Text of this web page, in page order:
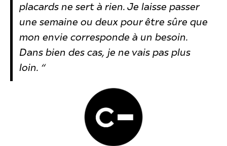
placards ne sert à rien. Je laisse passer
une semaine ou deux pour être sûre que
mon envie corresponde à un besoin.
Dans bien des cas, je ne vais pas plus
loin. “